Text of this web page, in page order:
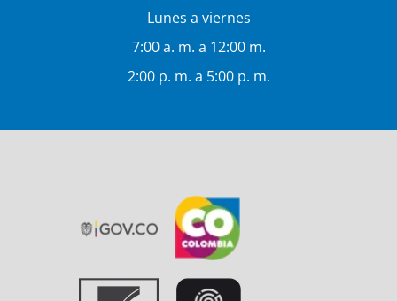
Lunes a viernes
7:00 a. m. a 12:00 m.
2:00 p. m. a 5:00 p. m.